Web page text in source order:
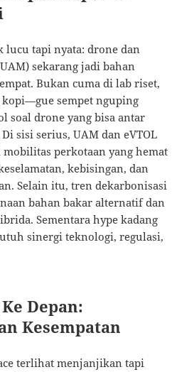
lucu tapi nyata: drone dan
sekarang jadi bahan
Bukan cuma di lab riset,
sempet nguping
soal drone yang bisa antar
sisi serius, UAM dan eVTOL
perkotaan yang hemat
kebisingan, dan
Selain itu, tren dekarbonisasi
bahan bakar alternatif dan
Sementara hype kadang
sinergi teknologi, regulasi,
Depan:
Kesempatan
terlihat menjanjikan tapi